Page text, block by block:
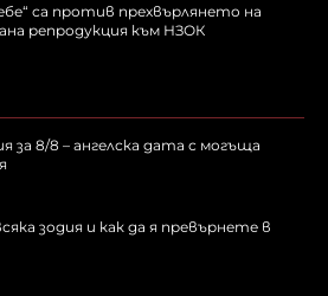
са против прехвърлянето на
репродукция към НЗОК
за 8/8 – ангелска дата с могъща
зодия и как да я превърнете в